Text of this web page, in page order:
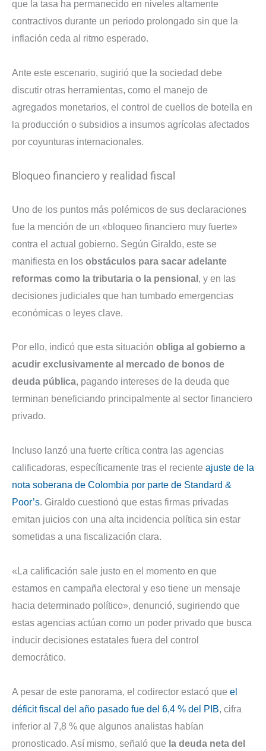
que la tasa ha permanecido en niveles altamente
contractivos durante un periodo prolongado sin que la
inflación ceda al ritmo esperado.
Ante este escenario, sugirió que la sociedad debe
discutir otras herramientas, como el manejo de
agregados monetarios, el control de cuellos de botella en
la producción o subsidios a insumos agrícolas afectados
por coyunturas internacionales.
Bloqueo financiero y realidad fiscal
Uno de los puntos más polémicos de sus declaraciones
fue la mención de un «bloqueo financiero muy fuerte»
contra el actual gobierno. Según Giraldo, este se
manifiesta en los obstáculos para sacar adelante
reformas como la tributaria o la pensional , y en las
decisiones judiciales que han tumbado emergencias
económicas o leyes clave.
Por ello, indicó que esta situación obliga al gobierno a
acudir exclusivamente al mercado de bonos de
deuda pública, pagando intereses de la deuda que
terminan beneficiando principalmente al sector financiero
privado.
Incluso lanzó una fuerte crítica contra las agencias
calificadoras, específicamente tras el reciente ajuste de la
nota soberana de Colombia por parte de Standard &
Poor’s. Giraldo cuestionó que estas firmas privadas
emitan juicios con una alta incidencia política sin estar
sometidas a una fiscalización clara.
«La calificación sale justo en el momento en que
estamos en campaña electoral y eso tiene un mensaje
hacia determinado político», denunció, sugiriendo que
estas agencias actúan como un poder privado que busca
inducir decisiones estatales fuera del control
democrático.
A pesar de este panorama, el codirector estacó que el
déficit fiscal del año pasado fue del 6,4 % del PIB, cifra
inferior al 7,8 % que algunos analistas habían
pronosticado. Así mismo, señaló que la deuda neta del